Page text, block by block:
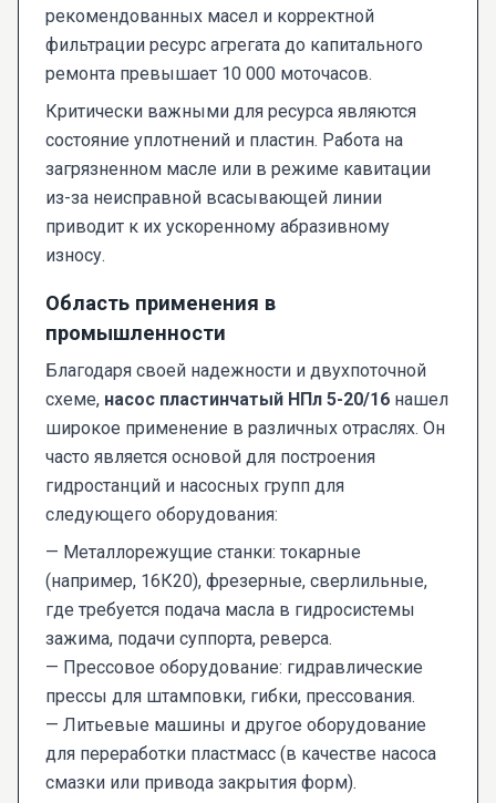
рекомендованных масел и корректной
фильтрации ресурс агрегата до капитального
ремонта превышает 10 000 моточасов.
Критически важными для ресурса являются
состояние уплотнений и пластин. Работа на
загрязненном масле или в режиме кавитации
из-за неисправной всасывающей линии
приводит к их ускоренному абразивному
износу.
Область применения в
промышленности
Благодаря своей надежности и двухпоточной
схеме, насос пластинчатый НПл 5-20/16 нашел
широкое применение в различных отраслях. Он
часто является основой для построения
гидростанций и насосных групп для
следующего оборудования:
— Металлорежущие станки: токарные
(например, 16К20), фрезерные, сверлильные,
где требуется подача масла в гидросистемы
зажима, подачи суппорта, реверса.
— Прессовое оборудование: гидравлические
прессы для штамповки, гибки, прессования.
— Литьевые машины и другое оборудование
для переработки пластмасс (в качестве насоса
смазки или привода закрытия форм).